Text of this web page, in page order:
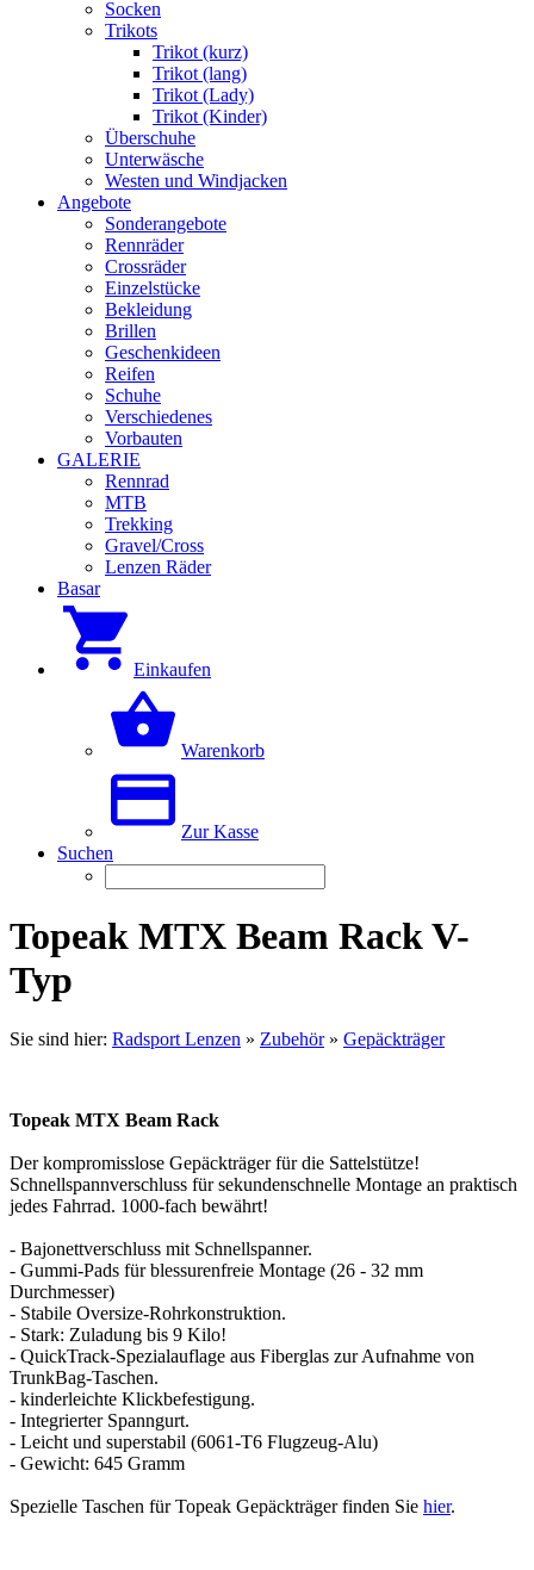
Socken
Trikots
Trikot (kurz)
Trikot (lang)
Trikot (Lady)
Trikot (Kinder)
Überschuhe
Unterwäsche
Westen und Windjacken
Angebote
Sonderangebote
Rennräder
Crossräder
Einzelstücke
Bekleidung
Brillen
Geschenkideen
Reifen
Schuhe
Verschiedenes
Vorbauten
GALERIE
Rennrad
MTB
Trekking
Gravel/Cross
Lenzen Räder
Basar
Einkaufen
Warenkorb
Zur Kasse
Suchen
Topeak MTX Beam Rack V-
Typ
Sie sind hier: Radsport Lenzen » Zubehör» Gepäckträger
Topeak MTX Beam Rack
Der kompromisslose Gepäckträger für die Sattelstütze!
Schnellspannverschluss für sekundenschnelle Montage an praktisch
jedes Fahrrad. 1000-fach bewährt!
- Bajonettverschluss mit Schnellspanner.
- Gummi-Pads für blessurenfreie Montage (26 - 32 mm
Durchmesser)
- Stabile Oversize-Rohrkonstruktion.
- Stark: Zuladung bis 9 Kilo!
- QuickTrack-Spezialauflage aus Fiberglas zur Aufnahme von
TrunkBag-Taschen.
- kinderleichte Klickbefestigung.
- Integrierter Spanngurt.
- Leicht und superstabil (6061-T6 Flugzeug-Alu)
- Gewicht: 645 Gramm
Spezielle Taschen für Topeak Gepäckträger finden Sie hier.